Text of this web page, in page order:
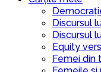
Discursul
Discursul
Equity
Femei din